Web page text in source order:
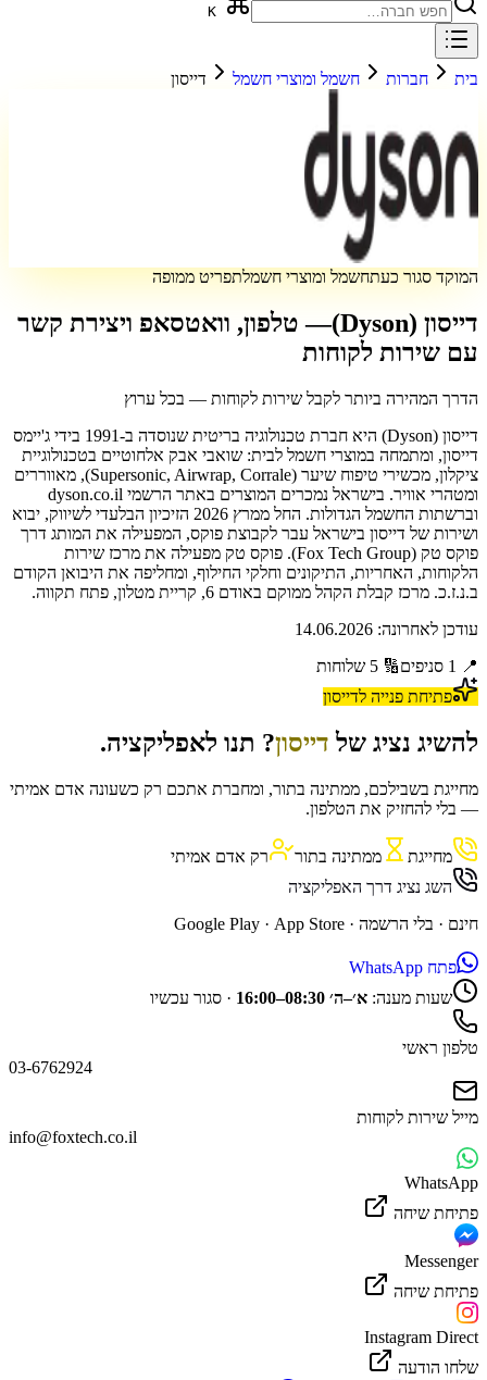
בית חברות חשמל ומוצרי חשמל דייסון
המוקד סגור כעתחשמל ומוצרי חשמלתפריט ממופה
דייסון (Dyson)
— טלפון, וואטסאפ ויצירת קשר
עם שירות לקוחות
הדרך המהירה ביותר לקבל שירות לקוחות — בכל ערוץ
דייסון (Dyson) היא חברת טכנולוגיה בריטית שנוסדה ב-1991 בידי ג'יימס
דייסון, ומתמחה במוצרי חשמל לבית: שואבי אבק אלחוטיים בטכנולוגיית
ציקלון, מכשירי טיפוח שיער (Supersonic, Airwrap, Corrale), מאווררים
ומטהרי אוויר. בישראל נמכרים המוצרים באתר הרשמי dyson.co.il
וברשתות החשמל הגדולות. החל ממרץ 2026 הזיכיון הבלעדי לשיווק, יבוא
ושירות של דייסון בישראל עבר לקבוצת פוקס, המפעילה את המותג דרך
פוקס טק (Fox Tech Group). פוקס טק מפעילה את מרכז שירות
הלקוחות, האחריות, התיקונים וחלקי החילוף, ומחליפה את היבואן הקודם
ב.נ.ז.כ. מרכז קבלת הקהל ממוקם באודם 6, קריית מטלון, פתח תקווה.
עודכן לאחרונה: 14.06.2026
📍
1 סניפים🔢
5 שלוחות
פתיחת פנייה לדייסון
להשיג נציג של דייסון? תנו לאפליקציה.
מחייגת בשבילכם, ממתינה בתור, ומחברת אתכם רק כשעונה אדם אמיתי
— בלי להחזיק את הטלפון.
מחייגת ממתינה בתור
רק אדם אמיתי
השג נציג דרך האפליקציה
חינם · בלי הרשמה · App Store
·
Google Play
פתח WhatsApp
שעות מענה: א׳–ה׳ 08:30–16:00 · סגור עכשיו
טלפון ראשי
03-6762924
מייל שירות לקוחות
info@foxtech.co.il
WhatsApp
פתיחת שיחה
Messenger
פתיחת שיחה
Instagram Direct
שלחו הודעה